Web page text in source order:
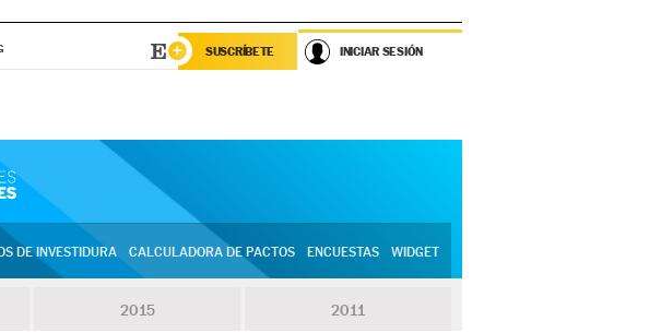
SUSCRÍBETE INICIAR SESIÓN
DE INVESTIDURA CALCULADORA DE PACTOS ENCUESTAS WIDGET
2015 2011